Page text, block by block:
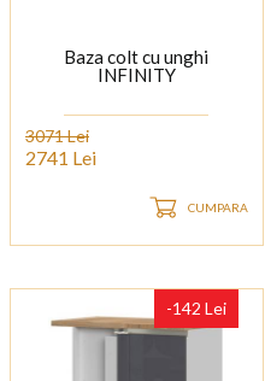
Baza colt cu unghi
INFINITY
3071 Lei
2741 Lei
CUMPARA
-142 Lei